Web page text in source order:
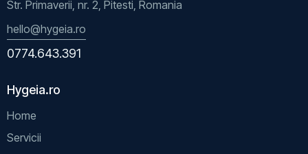
Str. Primaverii, nr. 2, Pitesti, Romania
hello@hygeia.ro
0774.643.391
Hygeia.ro
Home
Servicii